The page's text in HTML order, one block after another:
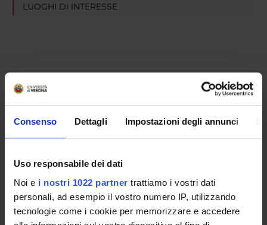
Consenso Dettagli Impostazioni degli annunci
Uso responsabile dei dati
Noi e i nostri 1022 partner trattiamo i vostri dati
personali, ad esempio il vostro numero IP, utilizzando
tecnologie come i cookie per memorizzare e accedere
LUOGHI DI INTERESSE